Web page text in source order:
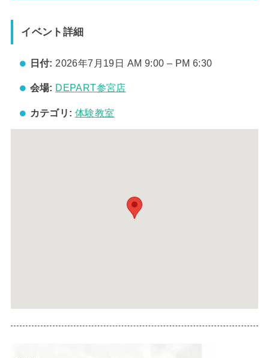
イベント詳細
日付: 2026年7月19日 AM 9:00 – PM 6:30
会場: DEPART参宮店
カテゴリ: 体験教室